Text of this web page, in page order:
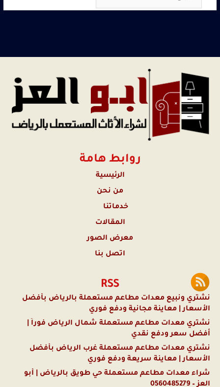
روابط هامة
الرئيسية
من نحن
خدماتنا
المقالات
معرض الصور
اتصل بنا
RSS
نشتري ونبيع معدات مطاعم مستعملة بالرياض بأفضل
الأسعار | معاينة مجانية ودفع فوري
نشتري معدات مطاعم مستعملة شمال الرياض فوراً |
أفضل سعر ودفع نقدي
نشتري معدات مطاعم مستعملة غرب الرياض بأفضل
الأسعار | معاينة سريعة ودفع فوري
شراء معدات مطاعم مستعملة حي طويق بالرياض | أبو
العز – 0560485279